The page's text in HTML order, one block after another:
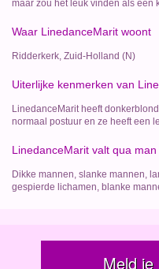
maar zou het leuk vinden als een
Waar LinedanceMarit woont
Ridderkerk, Zuid-Holland (N)
Uiterlijke kenmerken van
LinedanceMarit heeft
normaal postuur en ze heeft een
LinedanceMarit valt qua man
Dikke mannen, slanke mannen,
gespierde lichamen, blanke